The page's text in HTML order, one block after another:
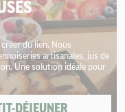
du lien. Nous
artisanales, jus de
Une solution idéale pour